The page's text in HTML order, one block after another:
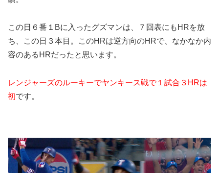
この日６番１Bに入ったグズマンは、７回表にもHRを放
ち、この日３本目。このHRは逆方向のHRで、なかなか内
容のあるHRだったと思います。
レンジャーズのルーキーでヤンキース戦で１試合３HRは
初です。